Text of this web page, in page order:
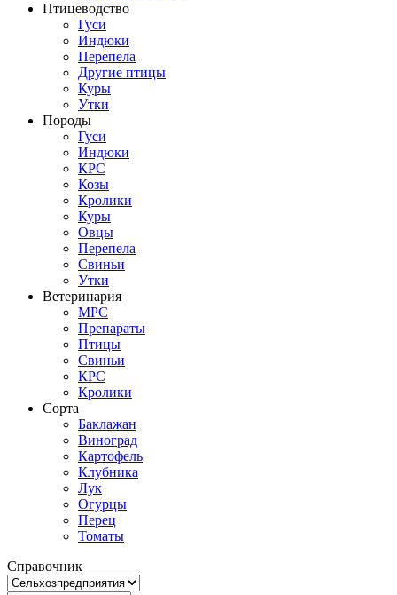
Птицеводство
Гуси
Индюки
Перепела
Другие птицы
Куры
Утки
Породы
Гуси
Индюки
КРС
Козы
Кролики
Куры
Овцы
Перепела
Свиньи
Утки
Ветеринария
МРС
Препараты
Птицы
Свиньи
КРС
Кролики
Сорта
Баклажан
Виноград
Картофель
Клубника
Лук
Огурцы
Перец
Томаты
Справочник